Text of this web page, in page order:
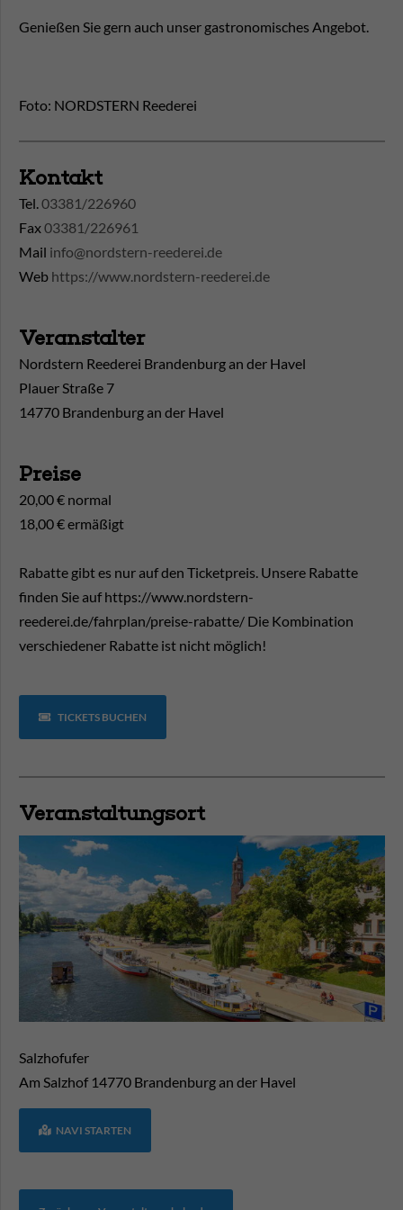
Genießen Sie gern auch unser gastronomisches Angebot.
Foto: NORDSTERN Reederei
Kontakt
Tel.03381/226960
Fax03381/226961
Mail info@nordstern-reederei.de
Web https://www.nordstern-reederei.de
Veranstalter
Nordstern Reederei Brandenburg an der Havel
Plauer Straße 7
14770 Brandenburg an der Havel
Preise
20,00 € normal
18,00 € ermäßigt
Rabatte gibt es nur auf den Ticketpreis. Unsere Rabatte
finden Sie auf https://www.nordstern-
reederei.de/fahrplan/preise-rabatte/ Die Kombination
verschiedener Rabatte ist nicht möglich!
TICKETS BUCHEN
Veranstaltungsort
Salzhofufer
Am Salzhof 14770 Brandenburg an der Havel
NAVI STARTEN